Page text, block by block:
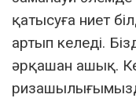
қатысуға ниет
артып келеді.
әрқашан ашық.